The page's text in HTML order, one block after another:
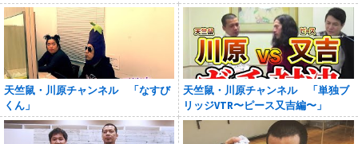
天竺鼠・川原チャンネル 「なすび
くん」
天竺鼠・川原チャンネル 「単独ブ
リッジVTR〜ピース又吉編〜」